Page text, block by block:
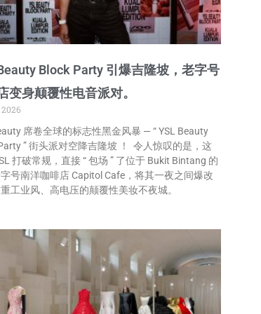
Block Party 引爆吉隆坡，老字号
变身颠覆性电音派对。
席卷全球的标志性黑金风暴 — “ YSL Beauty
” 街头派对空降吉隆坡 ！ 令人惊叹的是，这
打破常规，直接 “ 包场 ” 了位于 Bukit Bintang 的
号南洋咖啡店 Capitol Cafe，将其一夜之间爆改
工业风、高电压的颠覆性美妆不夜城。